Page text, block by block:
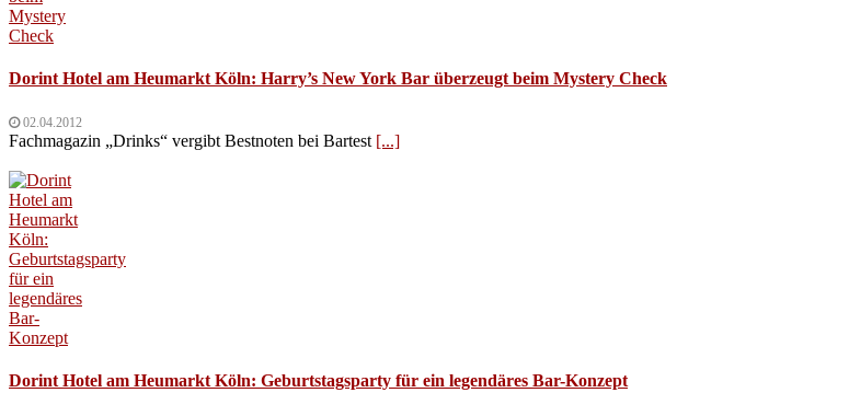
Dorint Hotel am Heumarkt Köln: Harry’s New York Bar überzeugt beim Mystery Check
02.04.2012
Fachmagazin „Drinks“ vergibt Bestnoten bei Bartest [...]
Dorint Hotel am Heumarkt Köln: Geburtstagsparty für ein legendäres Bar-Konzept